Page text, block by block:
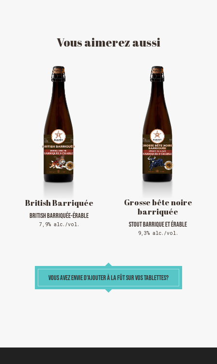
Vousaimerezaussi
British Barriquée
BRITISH BARRIQUÉE-ÉRABLE
7,9% alc./vol.
Grosse bête noire
barriquée
STOUT BARRIQUE ET ÉRABLE
9,3% alc./vol.
VOUS AVEZ ENVIE D'AJOUTER À LA FÛT SUR VOS TABLETTES?
HORAIRE DES FÊTES
FERMÉ du 23 au 25 décembre
OUVERT 26 et 27 déc. de 11h à 22h
OUVERT 28 et 29 déc. de 09h à 22h
OUVERT 30 déc. de 11h à 22h
FERMÉ 31 déc. et 01 janvier